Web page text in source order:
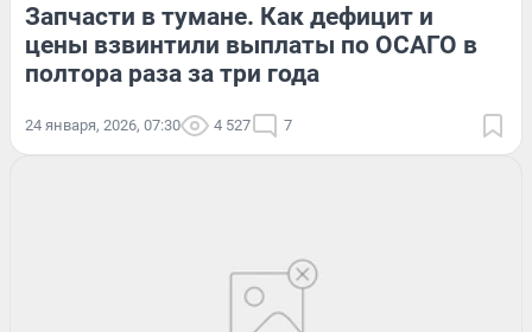
Запчасти в тумане. Как дефицит и
цены взвинтили выплаты по ОСАГО в
полтора раза за три года
24 января, 2026, 07:30 4 527 7